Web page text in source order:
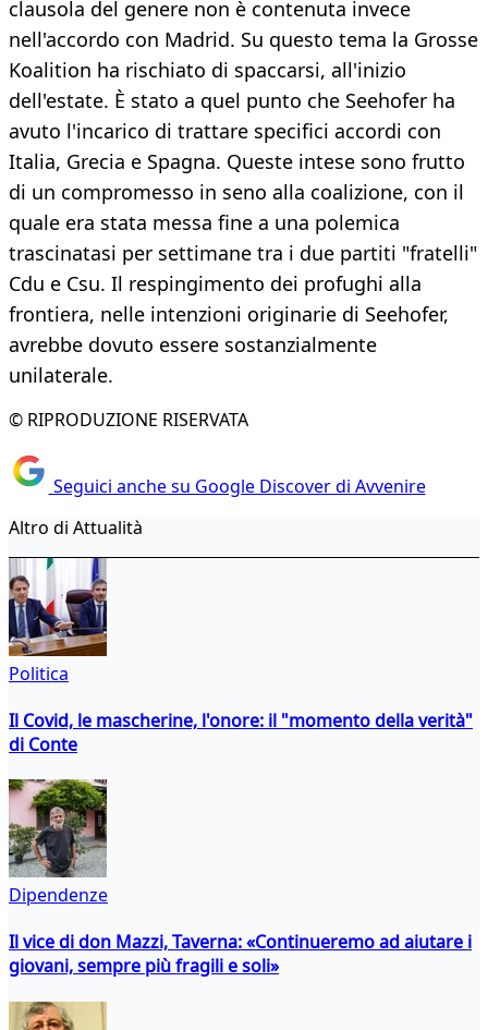
clausola del genere non è contenuta invece
nell'accordo con Madrid. Su questo tema la Grosse
Koalition ha rischiato di spaccarsi, all'inizio
dell'estate. È stato a quel punto che Seehofer ha
avuto l'incarico di trattare specifici accordi con
Italia, Grecia e Spagna. Queste intese sono frutto
di un compromesso in seno alla coalizione, con il
quale era stata messa fine a una polemica
trascinatasi per settimane tra i due partiti "fratelli"
Cdu e Csu. Il respingimento dei profughi alla
frontiera, nelle intenzioni originarie di Seehofer,
avrebbe dovuto essere sostanzialmente
unilaterale.
© RIPRODUZIONE RISERVATA
Seguici anche su Google Discover di Avvenire
Altro di Attualità
Politica
Il Covid, le mascherine, l'onore: il "momento della verità"
di Conte
Dipendenze
Il vice di don Mazzi, Taverna: «Continueremo ad aiutare i
giovani, sempre più fragili e soli»